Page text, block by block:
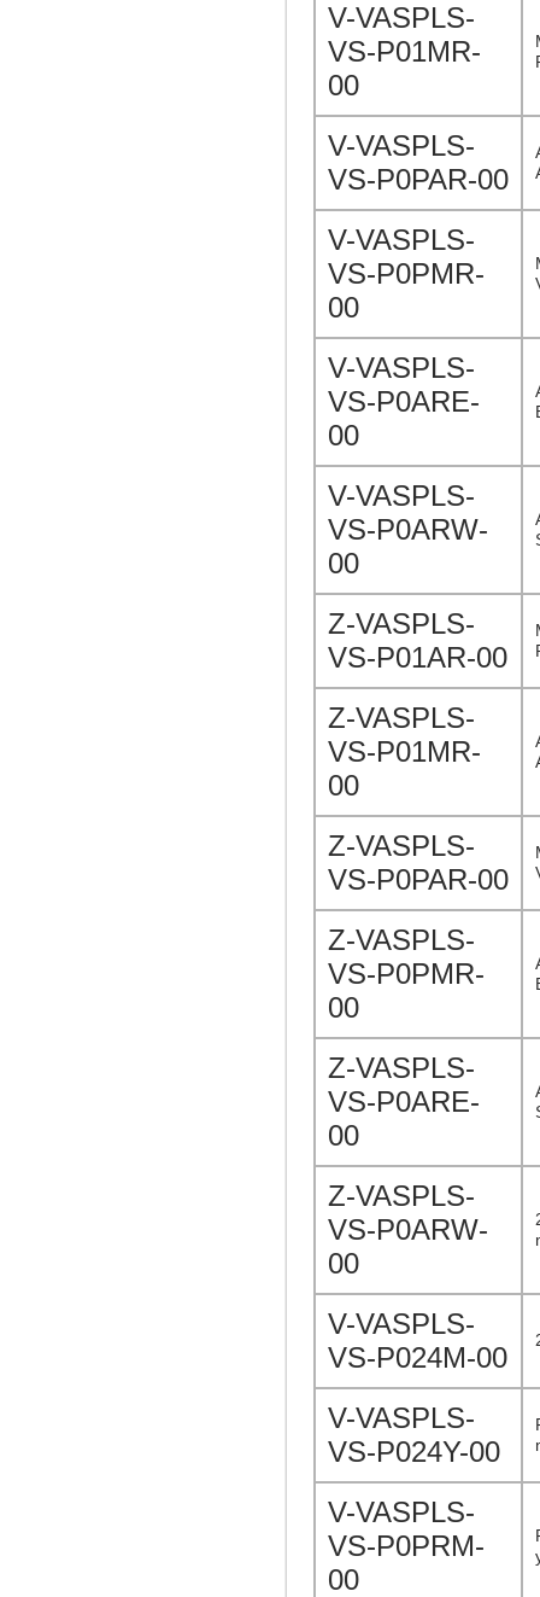
V-VASPLS-
VS-P01MR-
00
V-VASPLS-
VS-P0PAR-00
V-VASPLS-
VS-P0PMR-
00
V-VASPLS-
VS-P0ARE-
00
V-VASPLS-
VS-P0ARW-
00
Z-VASPLS-
VS-P01AR-00
Z-VASPLS-
VS-P01MR-
00
Z-VASPLS-
VS-P0PAR-00
Z-VASPLS-
VS-P0PMR-
00
Z-VASPLS-
VS-P0ARE-
00
Z-VASPLS-
VS-P0ARW-
00
V-VASPLS-
VS-P024M-00
V-VASPLS-
VS-P024Y-00
V-VASPLS-
VS-P0PRM-
00